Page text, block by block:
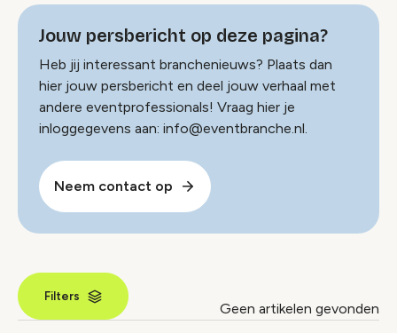
Jouw persbericht op deze pagina?
Heb jij interessant branchenieuws? Plaats dan
hier jouw persbericht en deel jouw verhaal met
andere eventprofessionals! Vraag hier je
inloggegevens aan: info@eventbranche.nl.
Neem contact op
Filters
Geen artikelen gevonden